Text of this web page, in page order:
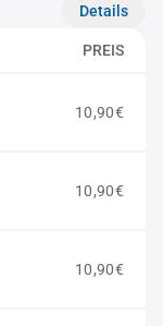
Details
PREIS
10,90€
10,90€
10,90€